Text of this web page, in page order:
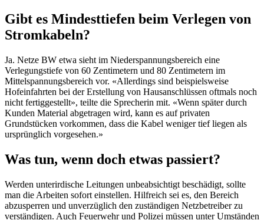
Gibt es Mindesttiefen beim Verlegen von
Stromkabeln?
Ja. Netze BW etwa sieht im Niederspannungsbereich eine
Verlegungstiefe von 60 Zentimetern und 80 Zentimetern im
Mittelspannungsbereich vor. «Allerdings sind beispielsweise
Hofeinfahrten bei der Erstellung von Hausanschlüssen oftmals noch
nicht fertiggestellt», teilte die Sprecherin mit. «Wenn später durch
Kunden Material abgetragen wird, kann es auf privaten
Grundstücken vorkommen, dass die Kabel weniger tief liegen als
ursprünglich vorgesehen.»
Was tun, wenn doch etwas passiert?
Werden unterirdische Leitungen unbeabsichtigt beschädigt, sollte
man die Arbeiten sofort einstellen. Hilfreich sei es, den Bereich
abzusperren und unverzüglich den zuständigen Netzbetreiber zu
verständigen. Auch Feuerwehr und Polizei müssen unter Umständen